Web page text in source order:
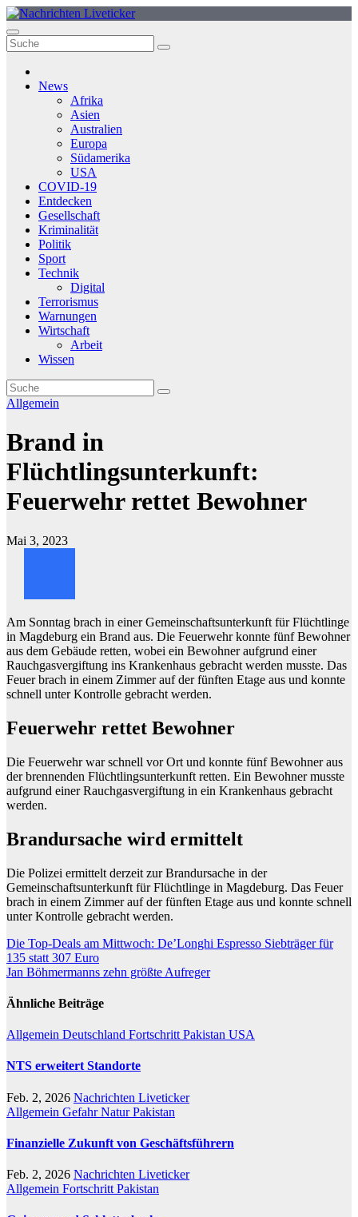
Zum
Inhalt
springen
News
Afrika
Asien
Australien
Europa
Südamerika
USA
COVID-19
Entdecken
Gesellschaft
Kriminalität
Politik
Sport
Technik
Digital
Terrorismus
Warnungen
Wirtschaft
Arbeit
Wissen
Allgemein
Brand in
Flüchtlingsunterkunft:
Feuerwehr rettet Bewohner
Mai 3, 2023
Am Sonntag brach in einer Gemeinschaftsunterkunft für Flüchtlinge
in Magdeburg ein Brand aus. Die Feuerwehr konnte fünf Bewohner
aus dem Gebäude retten, wobei ein Bewohner aufgrund einer
Rauchgasvergiftung ins Krankenhaus gebracht werden musste. Das
Feuer brach in einem Zimmer auf der fünften Etage aus und konnte
schnell unter Kontrolle gebracht werden.
Feuerwehr rettet Bewohner
Die Feuerwehr war schnell vor Ort und konnte fünf Bewohner aus
der brennenden Flüchtlingsunterkunft retten. Ein Bewohner musste
aufgrund einer Rauchgasvergiftung in ein Krankenhaus gebracht
werden.
Brandursache wird ermittelt
Die Polizei ermittelt derzeit zur Brandursache in der
Gemeinschaftsunterkunft für Flüchtlinge in Magdeburg. Das Feuer
brach in einem Zimmer auf der fünften Etage aus und konnte schnell
unter Kontrolle gebracht werden.
Beitragsnavigation
Die Top-Deals am Mittwoch: De’Longhi Espresso Siebträger für
135 statt 307 Euro
Jan Böhmermanns zehn größte Aufreger
Ähnliche Beiträge
Allgemein Deutschland Fortschritt Pakistan USA
NTS erweitert Standorte
Feb. 2, 2026 Nachrichten Liveticker
Allgemein GefahrNaturPakistan
Finanzielle Zukunft von Geschäftsführern
Feb. 2, 2026 Nachrichten Liveticker
Allgemein Fortschritt Pakistan